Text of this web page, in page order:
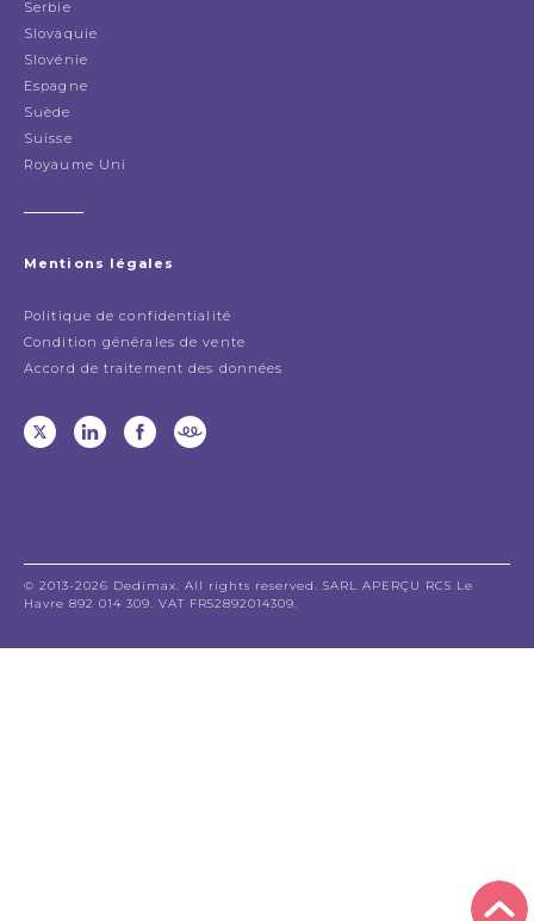
Serbie
Slovaquie
Slovénie
Espagne
Suède
Suisse
Royaume Uni
Mentions légales
Politique de confidentialité
Condition générales de vente
Accord de traitement des données
© 2013-2026 Dedimax. All rights reserved. SARL APERÇU RCS Le
Havre 892 014 309. VAT FR52892014309.